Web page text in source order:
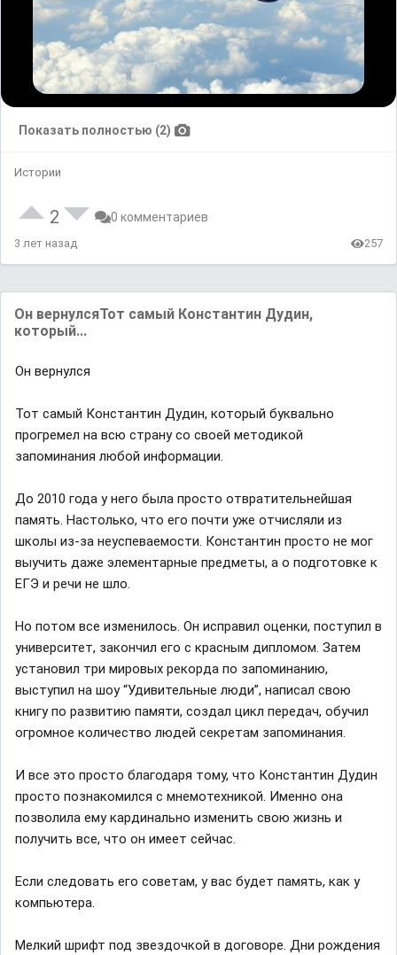
Показать полностью (2)
Истории
2 0 комментариев
3 лет назад 257
Он вернулсяТот самый Константин Дудин,
который...
Он вернулся
Тот самый Константин Дудин, который буквально
прогремел на всю страну со своей методикой
запоминания любой информации.
До 2010 года у него была просто отвратительнейшая
память. Настолько, что его почти уже отчисляли из
школы из-за неуспеваемости. Константин просто не мог
выучить даже элементарные предметы, а о подготовке к
ЕГЭ и речи не шло.
Но потом все изменилось. Он исправил оценки, поступил в
университет, закончил его с красным дипломом. Затем
установил три мировых рекорда по запоминанию,
выступил на шоу “Удивительные люди”, написал свою
книгу по развитию памяти, создал цикл передач, обучил
огромное количество людей секретам запоминания.
И все это просто благодаря тому, что Константин Дудин
просто познакомился с мнемотехникой. Именно она
позволила ему кардинально изменить свою жизнь и
получить все, что он имеет сейчас.
Если следовать его советам, у вас будет память, как у
компьютера.
Мелкий шрифт под звездочкой в договоре. Дни рождения